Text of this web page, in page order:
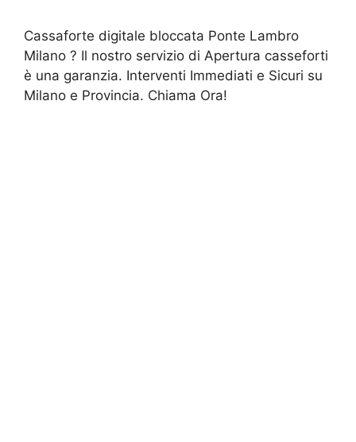
Cassaforte digitale bloccata Ponte Lambro
Milano ? Il nostro servizio di Apertura casseforti
è una garanzia. Interventi Immediati e Sicuri su
Milano e Provincia. Chiama Ora!